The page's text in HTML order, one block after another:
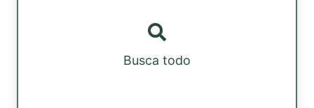
Busca todo